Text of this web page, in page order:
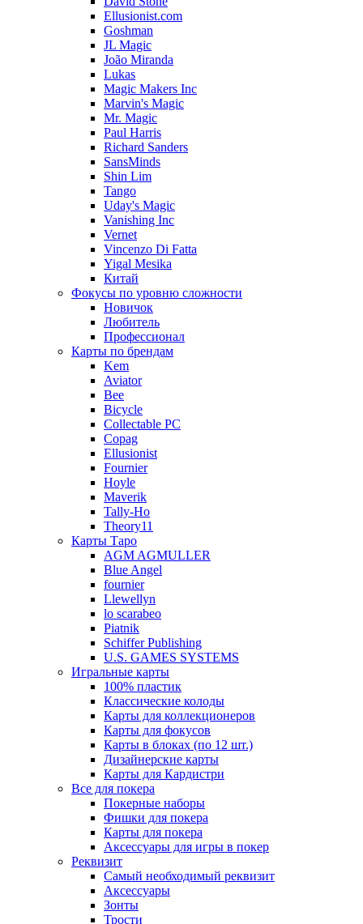
Ellusionist.com
Goshman
JL Magic
João Miranda
Lukas
Magic Makers Inc
Marvin's Magic
Mr. Magic
Paul Harris
Richard Sanders
SansMinds
Shin Lim
Tango
Uday's Magic
Vanishing Inc
Vernet
Vincenzo Di Fatta
Yigal Mesika
Китай
Фокусы по уровню сложности
Новичок
Любитель
Профессионал
Карты по брендам
Kem
Aviator
Bee
Bicycle
Collectable PC
Copag
Ellusionist
Fournier
Hoyle
Maverik
Tally-Ho
Theory11
Карты Таро
AGM AGMULLER
Blue Angel
fournier
Llewellyn
lo scarabeo
Piatnik
Schiffer Publishing
U.S. GAMES SYSTEMS
Игральные карты
100% пластик
Классические колоды
Карты для коллекционеров
Карты для фокусов
Карты в блоках (по 12 шт.)
Дизайнерские карты
Карты для Кардистри
Все для покера
Покерные наборы
Фишки для покера
Карты для покера
Аксессуары для игры в покер
Реквизит
Самый необходимый реквизит
Аксессуары
Зонты
Трости